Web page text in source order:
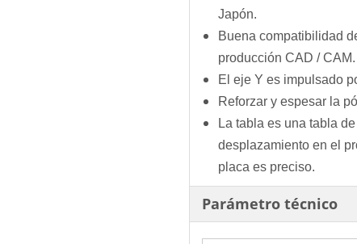
Japón.
Buena compatibilidad
producción CAD / CAM.
El eje Y es impulsado
Reforzar y espesar la
La tabla es una tabla
desplazamiento en el
placa es preciso.
Parámetro técnico